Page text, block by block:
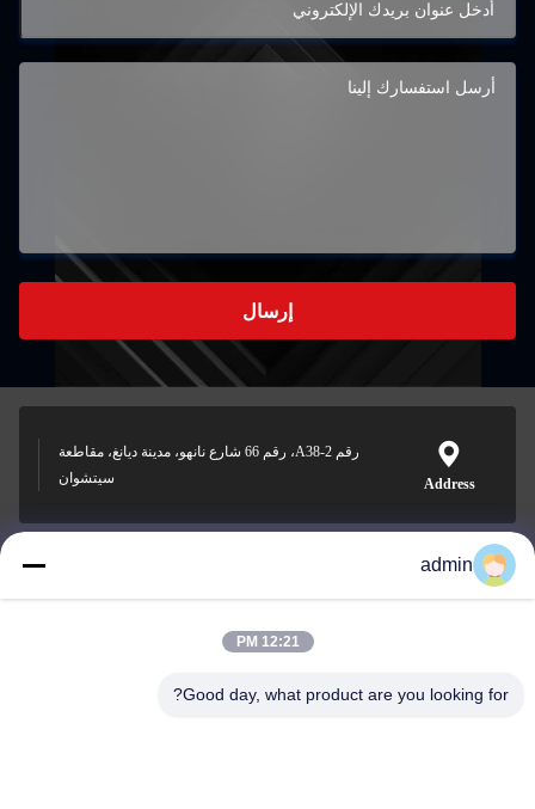
إرسال
Address
رقم A38-2، رقم 66 شارع نانهو، مدينة ديانغ، مقاطعة
سيتشوان
Nero@enlaibio.com
admin
12:21 PM
Good day, what product are you looking for?